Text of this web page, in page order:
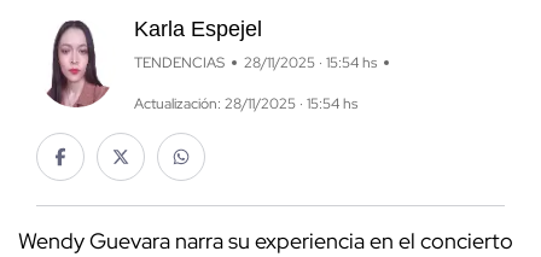
Karla Espejel
TENDENCIAS 28/11/2025 · 15:54 hs
Actualización: 28/11/2025 · 15:54 hs
Wendy Guevara narra su experiencia en el concierto